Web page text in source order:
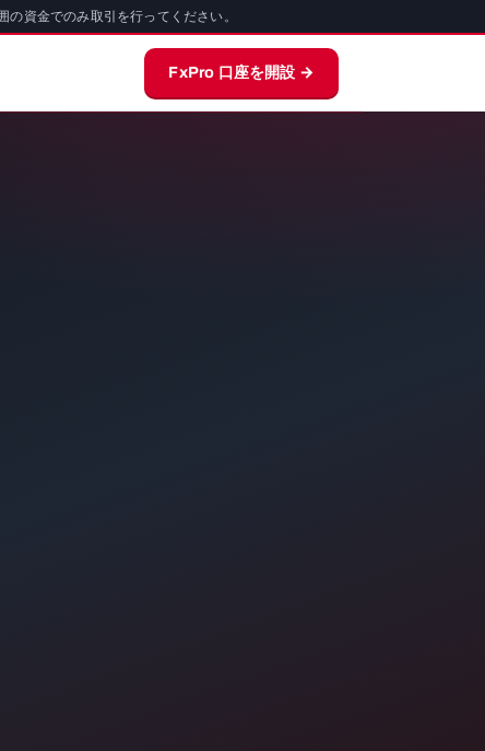
資金でのみ取引を行ってください。
FxPro 口座を開設 →